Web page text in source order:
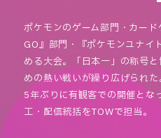
ポケモンのゲーム部門・カー
GO』部門・『ポケモンユナイ
める大会。「日本一」の称号
めの熱い戦いが繰り広げられた
5年ぶりに有観客での開催とな
工・配信統括をTOWで担当。